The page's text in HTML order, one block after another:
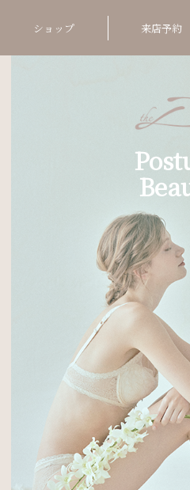
ショップ 来店予約
Posture
Inner
姿勢
ALL
オーダーメイドブ
Order Made &
美しい姿とは、バ
ではなく、 つま先
ンが整う事
姿勢が整うと、お
に変わる
厳選した素材と徹
伸ばし、 ご自身の
勢美容ランジェリー